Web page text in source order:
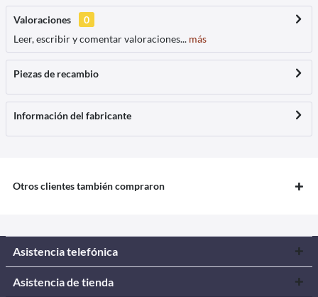
Valoraciones
0
Leer, escribir y comentar valoraciones... más
Piezas de recambio
Información del fabricante
Otros clientes también compraron
Asistencia telefónica
Asistencia de tienda